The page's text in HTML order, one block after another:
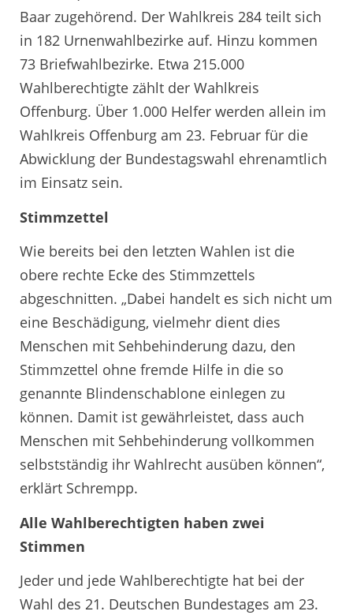
Baar zugehörend. Der Wahlkreis 284 teilt sich
in 182 Urnenwahlbezirke auf. Hinzu kommen
73 Briefwahlbezirke. Etwa 215.000
Wahlberechtigte zählt der Wahlkreis
Offenburg. Über 1.000 Helfer werden allein im
Wahlkreis Offenburg am 23. Februar für die
Abwicklung der Bundestagswahl ehrenamtlich
im Einsatz sein.
Stimmzettel
Wie bereits bei den letzten Wahlen ist die
obere rechte Ecke des Stimmzettels
abgeschnitten. „Dabei handelt es sich nicht um
eine Beschädigung, vielmehr dient dies
Menschen mit Sehbehinderung dazu, den
Stimmzettel ohne fremde Hilfe in die so
genannte Blindenschablone einlegen zu
können. Damit ist gewährleistet, dass auch
Menschen mit Sehbehinderung vollkommen
selbstständig ihr Wahlrecht ausüben können“,
erklärt Schrempp.
Alle Wahlberechtigten haben zwei
Stimmen
Jeder und jede Wahlberechtigte hat bei der
Wahl des 21. Deutschen Bundestages am 23.